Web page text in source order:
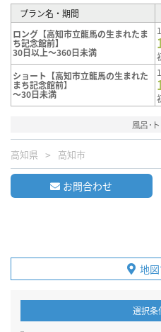
プラン名・期間
ロング【高知市立龍馬の生まれたま
ち記念館前】
30日以上～360日未満
ショート【高知市立龍馬の生まれた
まち記念館前】
～30日未満
風呂･
高知県 高知市
お問合わせ
地
選択条